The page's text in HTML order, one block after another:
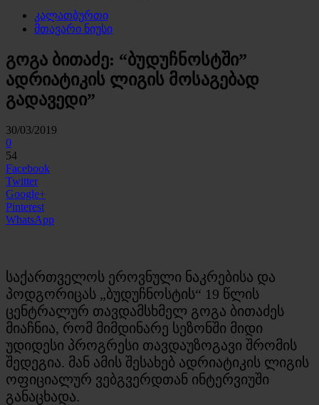
კალათბურთი
მთავარი ნიუსი
გოგა ბითაძე: “ბუდუჩნოსტში”
ადრიატიკის ლიგის მოსაგებად
გადავედი”
30/03/2019
0
54
Facebook
Twitter
Google+
Pinterest
WhatsApp
საქართველოს ეროვნული ნაკრებისა და
პოდგორიცას „ბუდუჩნოსტის“ 19 წლის
ცენტრალურ თავდამსხმელ გოგა ბითაძეს
მიაჩნია, რომ მიმდინარე სეზონში მიდი
უდიდესი პროგრესი თავდაუზოგავი შრომის
შედეგია. მან ამის შესახებ ადრიატიკის ლიგის
ოფიციალურ ვებგვერდთან ინტერვიუში
განაცხადა.